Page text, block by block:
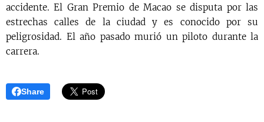
accidente. El Gran Premio de Macao se disputa por las
estrechas calles de la ciudad y es conocido por su
peligrosidad. El año pasado murió un piloto durante la
carrera.
Share